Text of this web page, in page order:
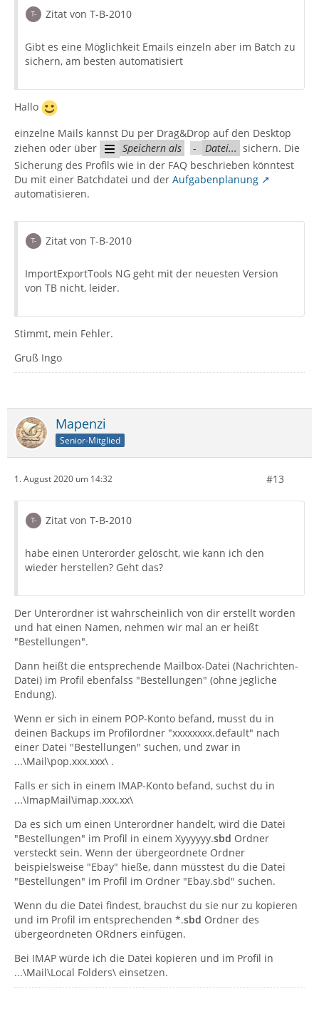
Zitat von T-B-2010
Gibt es eine Möglichkeit Emails einzeln aber im Batch zu
sichern, am besten automatisiert
Hallo
einzelne Mails kannst Du per Drag&Drop auf den Desktop
ziehen oder über
Speichern als - Datei... sichern. Die
Sicherung des Profils wie in der FAQ beschrieben könntest
Du mit einer Batchdatei und der Aufgabenplanung
automatisieren.
Zitat von T-B-2010
ImportExportTools NG geht mit der neuesten Version
von TB nicht, leider.
Stimmt, mein Fehler.
Gruß Ingo
Mapenzi
Senior-Mitglied
1. August 2020 um 14:32 #13
Zitat von T-B-2010
habe einen Unterorder gelöscht, wie kann ich den
wieder herstellen? Geht das?
Der Unterordner ist wahrscheinlich von dir erstellt worden
und hat einen Namen, nehmen wir mal an er heißt
"Bestellungen".
Dann heißt die entsprechende Mailbox-Datei (Nachrichten-
Datei) im Profil ebenfalss "Bestellungen" (ohne jegliche
Endung).
Wenn er sich in einem POP-Konto befand, musst du in
deinen Backups im Profilordner "xxxxxxxx.default" nach
einer Datei "Bestellungen" suchen, und zwar in
...\Mail\pop.xxx.xxx\ .
Falls er sich in einem IMAP-Konto befand, suchst du in
...\ImapMail\imap.xxx.xx\
Da es sich um einen Unterordner handelt, wird die Datei
"Bestellungen" im Profil in einem Xyyyyyy.sbd Ordner
versteckt sein. Wenn der übergeordnete Ordner
beispielsweise "Ebay" hieße, dann müsstest du die Datei
"Bestellungen" im Profil im Ordner "Ebay.sbd" suchen.
Wenn du die Datei findest, brauchst du sie nur zu kopieren
und im Profil im entsprechenden *.sbd Ordner des
übergeordneten ORdners einfügen.
Bei IMAP würde ich die Datei kopieren und im Profil in
...\Mail\Local Folders\ einsetzen.